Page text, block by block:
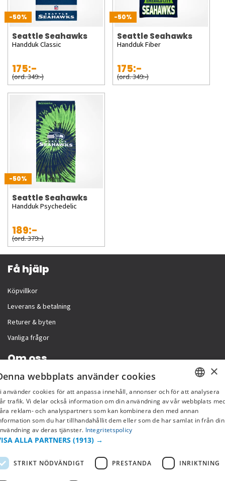
-50%
Seattle Seahawks
Handduk Classic
175:-
(ord. 349:-)
-50%
Seattle Seahawks
Handduk Fiber
175:-
(ord. 349:-)
-50%
Seattle Seahawks
Handduk Psychedelic
189:-
(ord. 379:-)
Få hjälp
Köpvillkor
Leverans & betalning
Returer & byten
Vanliga frågor
Om oss
Företagsinformation
SWEDISH
FI
×
webbplats använder cookies
använder cookies för att anpassa innehåll, annonser och för att analysera
trafik. Vi delar också information om din användning av vår webbplats
reklam- och analyspartners som kan kombinera den med annan
som du har tillhandahållit dem eller som de har samlat in från din
av deras tjänster. Integritetspolicy
ALLA PARTNERS (1913) →
STRIKT NÖDVÄNDIGT PRESTANDA INRIKTNING